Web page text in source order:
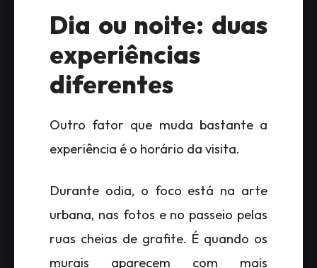
Dia ou noite: duas
experiências
diferentes
Outro fator que muda bastante a
experiência é o horário da visita.
Durante odia, o foco está na arte
urbana, nas fotos e no passeio pelas
ruas cheias de grafite. É quando os
murais aparecem com mais